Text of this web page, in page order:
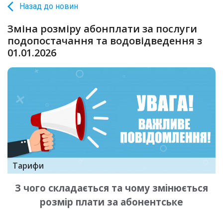
ЗВІТНІСТЬ
КОНТАКТИ
arrow_back_ios Назад до новин
Зміна розміру абонплати за послуги
подопостачання та водовідведення з
01.01.2026
Тарифи
З чого складається та чому змінюється
розмір плати за абонентське